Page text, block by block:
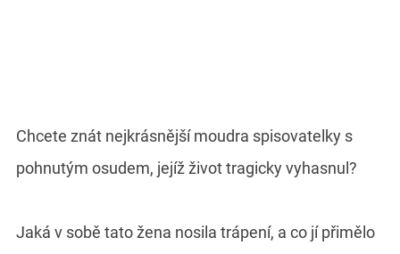
Chcete znát nejkrásnější moudra spisovatelky s
pohnutým osudem, jejíž život tragicky vyhasnul?
Jaká v sobě tato žena nosila trápení, a co jí přimělo